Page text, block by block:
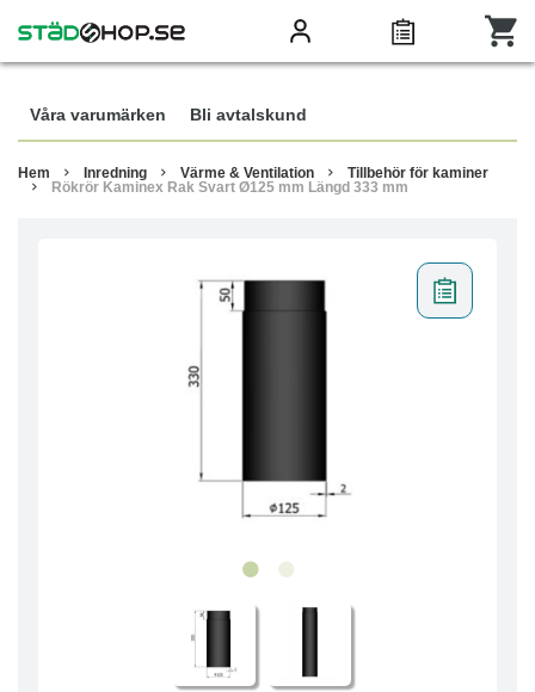
Våra varumärken Bli avtalskund
Hem Inredning Värme & Ventilation
Tillbehör för kaminer
Rökrör Kaminex Rak Svart Ø125 mm Längd 333 mm